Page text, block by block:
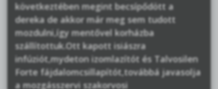
következtében megint becsípődött a
dereka de akkor már meg sem tudott
mozdulni,így mentővel korházba
szállítottuk.Ott kapott isiászra
infúziót,mydeton izomlazítót és Talvosilen
Forte fájdalomcsillapítót,továbbá javasolja
a mozgásszervi szakorvosi